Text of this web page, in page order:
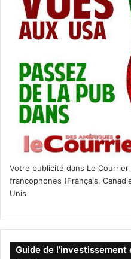
Votre publicité dans Le
francophones (Français,
Unis
Guide de